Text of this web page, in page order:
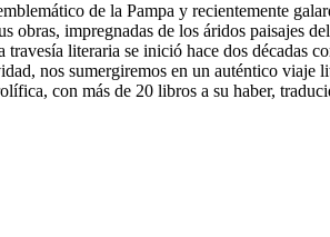
de la Pampa y recientemente
obras, impregnadas de los áridos paisajes
travesía literaria se inició hace dos décadas
nos sumergiremos en un auténtico
con más de 20 libros a su haber,